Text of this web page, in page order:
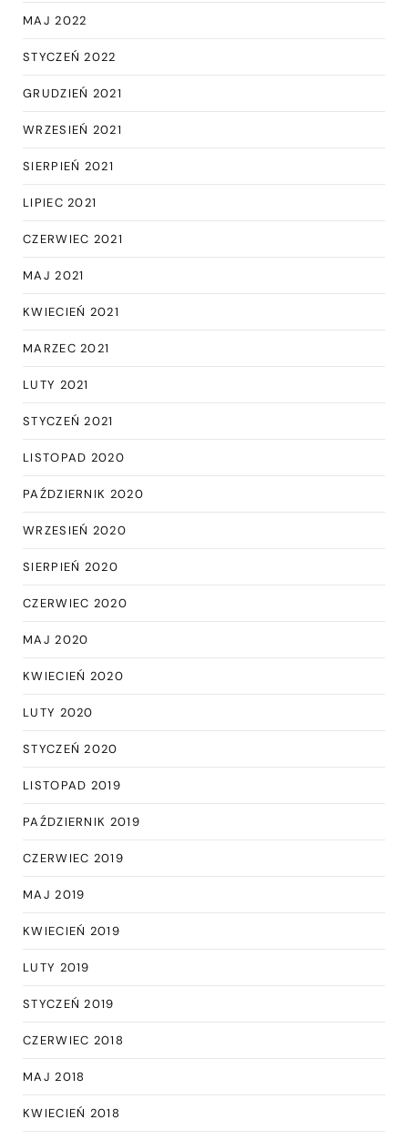
MAJ 2022
STYCZEŃ 2022
GRUDZIEŃ 2021
WRZESIEŃ 2021
SIERPIEŃ 2021
LIPIEC 2021
CZERWIEC 2021
MAJ 2021
KWIECIEŃ 2021
MARZEC 2021
LUTY 2021
STYCZEŃ 2021
LISTOPAD 2020
PAŹDZIERNIK 2020
WRZESIEŃ 2020
SIERPIEŃ 2020
CZERWIEC 2020
MAJ 2020
KWIECIEŃ 2020
LUTY 2020
STYCZEŃ 2020
LISTOPAD 2019
PAŹDZIERNIK 2019
CZERWIEC 2019
MAJ 2019
KWIECIEŃ 2019
LUTY 2019
STYCZEŃ 2019
CZERWIEC 2018
MAJ 2018
KWIECIEŃ 2018